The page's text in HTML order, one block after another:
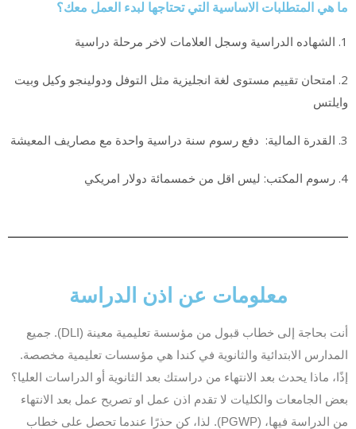
ما هي المتطلبات الاساسية التي تحتاجها لبدء العمل معك؟​
1. الشهاده الدراسية وسجل العلامات لاخر مرحلة دراسية
2. امتحان تقييم مستوى لغة انجليزية مثل التوفل ودولينجو وكيل وبيت
وايلتس
3. القدرة المالية: دفع رسوم سنة دراسية واحدة مع مصاريف المعيشة
4. رسوم المكتب: ليس اقل من خمسمائة دولار امريكي
معلومات عن اذن الدراسة
أنت بحاجة إلى خطاب قبول من مؤسسة تعليمية معينة (DLI). جميع
المدارس الابتدائية والثانوية في كندا هي مؤسسات تعليمية مخصصة.
إذًا، ماذا يحدث بعد الانتهاء من دراستك بعد الثانوية أو الدراسات العليا؟
بعض الجامعات والكليات لا تقدم اذن عمل او تصريح عمل بعد الانتهاء
من الدراسة فيها، (PGWP). لذا، كن حذرًا عندما تحصل على خطاب